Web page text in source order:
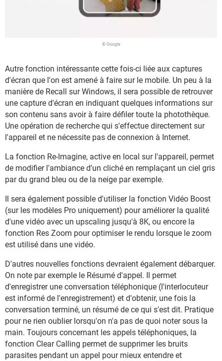
© Google
Autre fonction intéressante cette fois-ci liée aux captures
d'écran que l'on est amené à faire sur le mobile. Un peu à la
manière de Recall sur Windows, il sera possible de retrouver
une capture d'écran en indiquant quelques informations sur
son contenu sans avoir à faire défiler toute la photothèque.
Une opération de recherche qui s'effectue directement sur
l'appareil et ne nécessite pas de connexion à Internet.
La fonction Re-Imagine, active en local sur l'appareil, permet
de modifier l'ambiance d'un cliché en remplaçant un ciel gris
par du grand bleu ou de la neige par exemple.
Il sera également possible d'utiliser la fonction Vidéo Boost
(sur les modèles Pro uniquement) pour améliorer la qualité
d'une vidéo avec un upscaling jusqu'à 8K, ou encore la
fonction Res Zoom pour optimiser le rendu lorsque le zoom
est utilisé dans une vidéo.
D'autres nouvelles fonctions devraient également débarquer.
On note par exemple le Résumé d'appel. Il permet
d'enregistrer une conversation téléphonique (l'interlocuteur
est informé de l'enregistrement) et d'obtenir, une fois la
conversation terminé, un résumé de ce qui s'est dit. Pratique
pour ne rien oublier lorsqu'on n'a pas de quoi noter sous la
main. Toujours concernant les appels téléphoniques, la
fonction Clear Calling permet de supprimer les bruits
parasites pendant un appel pour mieux entendre et